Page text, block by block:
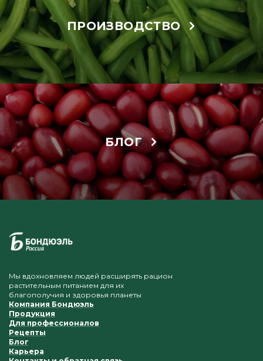
ПРОИЗВОДСТВО
БЛОГ
Мы вдохновляем людей расширять рацион
растительным питанием для их
благополучия и здоровья планеты
Компания Бондюэль
Продукция
Для профессионалов
Рецепты
Блог
Карьера